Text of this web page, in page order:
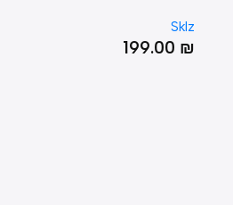
Sklz
199.00 ₪